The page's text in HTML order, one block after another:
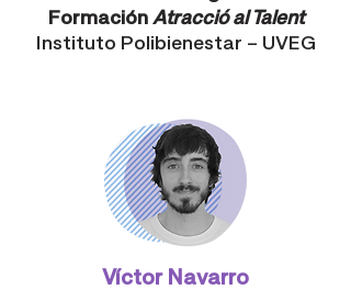
FormaciónAtracció al Talent
Instituto Polibienestar – UVEG
Víctor Navarro